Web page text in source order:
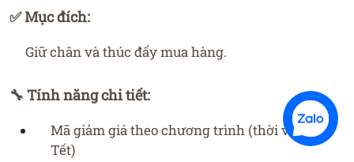
✅ Mục đích:
Giữ chân và thúc đẩy mua hàng.
🔧 Tính năng chi tiết:
Mã giảm giá theo chương trình (thời vụ, lễ
Tết)